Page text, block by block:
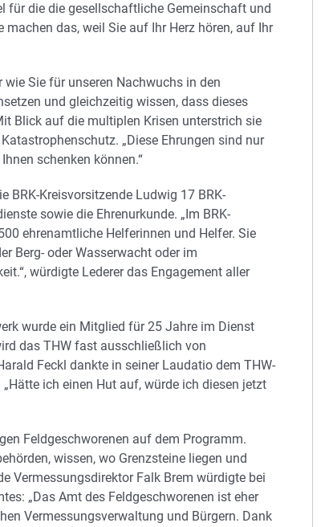
für die die gesellschaftliche Gemeinschaft und
das, weil Sie auf Ihr Herz hören, auf Ihr
Sie für unseren Nachwuchs in den
und gleichzeitig wissen, dass dieses
Blick auf die multiplen Krisen unterstrich sie
„Diese Ehrungen sind nur
schenken können.“
BRK-Kreisvorsitzende Ludwig 17 BRK-
sowie die Ehrenurkunde. „Im BRK-
ehrenamtliche Helferinnen und Helfer. Sie
Berg- oder Wasserwacht oder im
würdigte Lederer das Engagement aller
wurde ein Mitglied für 25 Jahre im Dienst
das THW fast ausschließlich von
Feckl dankte in seiner Laudatio dem THW-
ich einen Hut auf, würde ich diesen jetzt
Feldgeschworenen auf dem Programm.
wissen, wo Grenzsteine liegen und
Vermessungsdirektor Falk Brem würdigte bei
„Das Amt des Feldgeschworenen ist eher
Vermessungsverwaltung und Bürgern. Dank